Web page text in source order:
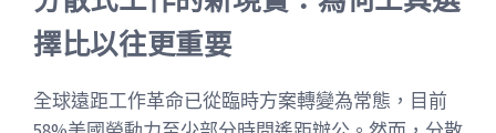
擇比以往更重要
全球遠距工作革命已從臨時方案轉變為常態，目前